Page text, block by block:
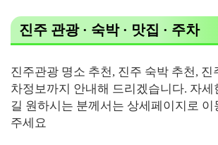
진주 관광 · 숙박 · 맛집 · 주차
진주관광 명소 추천, 진주 숙박 추천, 진
차정보까지 안내해 드리겠습니다. 자
길 원하시는 분께서는 상세페이지로 이
주세요